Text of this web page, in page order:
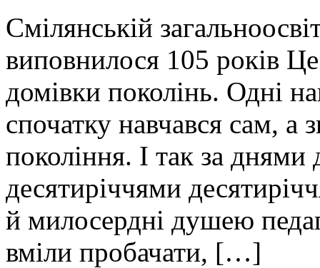
Смілянській
виповнилося 105 років
домівки поколінь. Одні
спочатку навчався сам, а
покоління. І так за днями
десятиріччями
й милосердні душею
вміли пробачати, […]